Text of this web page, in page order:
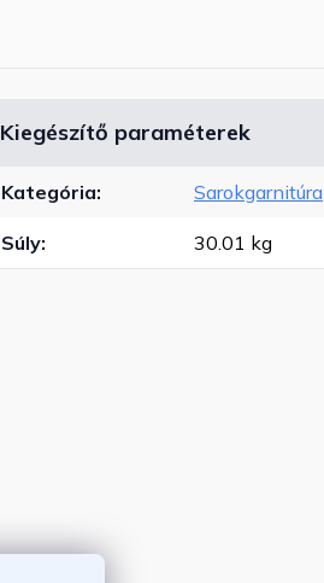
Kiegészítő paraméterek
Kategória: Sarokgarnitúra
Súly: 30.01 kg